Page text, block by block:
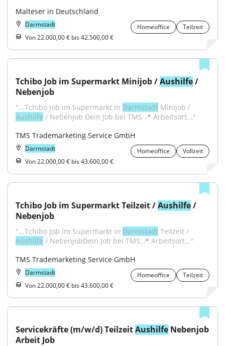
Malteser in Deutschland
Darmstadt Homeoffice
Teilzeit
Von 22.000,00 € bis 42.500,00 €
Tchibo Job im Supermarkt Minijob / Aushilfe /
Nebenjob
"...Tchibo Job im Supermarkt in Darmstadt
Aushilfe / Nebenjob Dein Job bei TMS 📍 Arbeitsort..."
TMS Trademarketing Service GmbH
Darmstadt Homeoffice
Vollzeit
Von 22.000,00 € bis 43.600,00 €
Tchibo Job im Supermarkt Teilzeit / Aushilfe /
Nebenjob
"...Tchibo Job im Supermarkt in Darmstadt
Aushilfe / NebenjobDein Job bei TMS:📍 Arbeitsort..."
TMS Trademarketing Service GmbH
Darmstadt Homeoffice
Teilzeit
Von 22.000,00 € bis 43.600,00 €
Servicekräfte (m/w/d) Teilzeit Aushilfe Nebenjob
Arbeit Job